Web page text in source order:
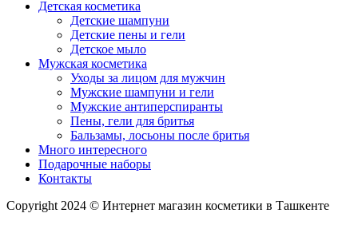
Детская косметика
Детские шампуни
Детские пены и гели
Детское мыло
Мужская косметика
Уходы за лицом для мужчин
Мужские шампуни и гели
Мужские антиперспиранты
Пены, гели для бритья
Бальзамы, лосьоны после бритья
Много интересного
Подарочные наборы
Контакты
Copyright 2024 © Интернет магазин косметики в Ташкенте